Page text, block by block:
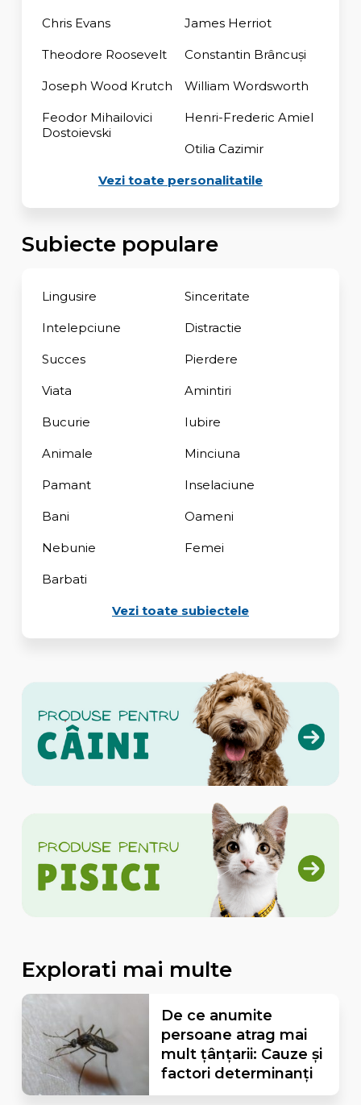
Chris Evans James Herriot
Theodore Roosevelt Constantin Brâncuși
Joseph Wood Krutch William Wordsworth
Feodor Mihailovici
Dostoievski
Henri-Frederic Amiel
Otilia Cazimir
Vezi toate personalitatile
Subiecte populare
Lingusire Sinceritate
Intelepciune Distractie
Succes Pierdere
Viata Amintiri
Bucurie Iubire
Animale Minciuna
Pamant Inselaciune
Bani Oameni
Nebunie Femei
Barbati
Vezi toate subiectele
Explorati mai multe
De ce anumite
persoane atrag mai
mult țânțarii: Cauze și
factori determinanți